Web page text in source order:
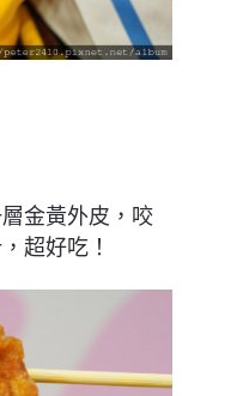
金黃外皮，咬
超好吃！